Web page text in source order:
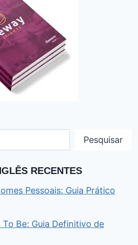
Pesquisar
RECENTES
Pessoais: Guia Prático
Be: Guia Definitivo de